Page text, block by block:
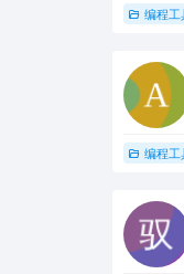
编程工
编程工